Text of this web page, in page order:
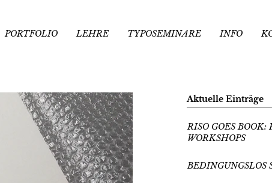
Aktuelle Einträge
RISO GOES BOOK:
WORKSHOPS
BEDINGUNGSLOS
PORTFOLIO LEHRE TYPOSEMINARE INFO